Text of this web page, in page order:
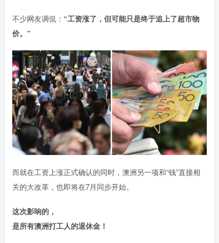
不少网友调侃： “工资涨了，但可能只是终于追上了超市物
价。”
而就在工资上涨正式确认的同时，澳洲另一项和“钱”直接相
关的大改革，也即将在7月同步开始。
这次影响的，
是所有澳洲打工人的退休金！